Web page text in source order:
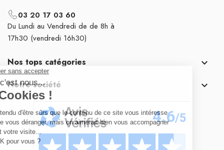
03 20 17 03 60
Du Lundi au Vendredi de de 8h à
17h30 (vendredi 16h30)
Nos tops catégories 
Notre société 